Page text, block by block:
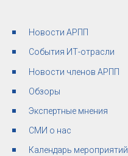
Новости АРПП
События ИТ-отрасли
Новости членов АРПП
Обзоры
Экспертные мнения
СМИ о нас
Календарь мероприятий